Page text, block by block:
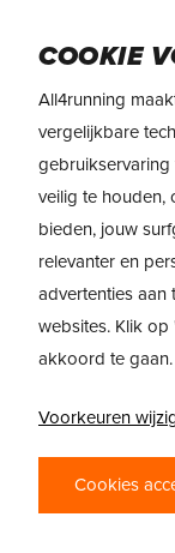
content
REVIEW
7 –
COOKIE
All4running
vergelijkbare
veilig te houden,
bieden, jouw
relevanter en
advertenties aan
websites. Klik
akkoord te gaan.
Voorkeuren
Cookies